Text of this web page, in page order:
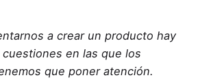
a crear un producto hay
en las que los
que poner atención.